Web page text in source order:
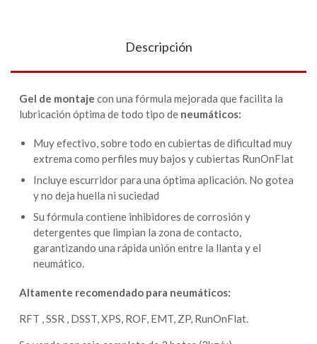
Descripción
Gel de montaje con una fórmula mejorada que facilita la
lubricación óptima de todo tipo de neumáticos:
Muy efectivo, sobre todo en cubiertas de dificultad muy
extrema como perfiles muy bajos y cubiertas RunOnFlat
Incluye escurridor para una óptima aplicación. No gotea
y no deja huella ni suciedad
Su fórmula contiene inhibidores de corrosión y
detergentes que limpian la zona de contacto,
garantizando una rápida unión entre la llanta y el
neumático.
Altamente recomendado para neumáticos:
RFT , SSR , DSST, XPS, ROF, EMT, ZP, RunOnFlat.